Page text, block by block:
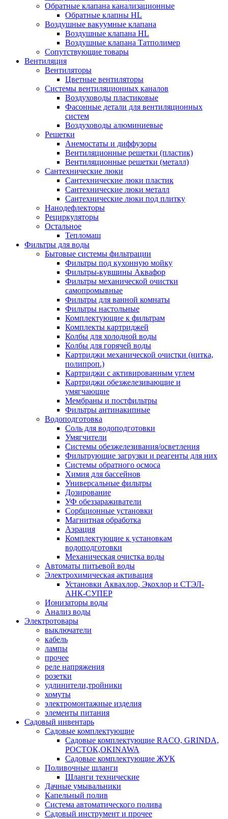
Обратные клапана канализационные
Обратные клапны HL
Воздушные вакуумные клапана
Воздушные клапана HL
Воздушные клапана Татполимер
Сопутствующие товары
Вентиляция
Вентиляторы
Цветные вентиляторы
Системы вентиляционных каналов
Воздуховоды пластиковые
Фасонные детали для вентиляционных
систем
Воздуховоды алюминиевые
Решетки
Анемостаты и диффузоры
Вентиляционные решетки (пластик)
Вентиляционные решетки (металл)
Сантехнические люки
Сантехнические люки пластик
Сантехнические люки металл
Сантехнические люки под плитку
Нанодефлекторы
Рециркуляторы
Остальное
Тепломаш
Фильтры для воды
Бытовые системы фильтрации
Фильтры под кухонную мойку
Фильтры-кувшины Аквафор
Фильтры механической очистки
самопромывные
Фильтры для ванной комнаты
Фильтры настольные
Комплектующие к фильтрам
Комплекты картриджей
Колбы для холодной воды
Колбы для горячей воды
Картриджи механической очистки (нитка,
полипроп.)
Картриджи с активированным углем
Картриджи обезжелезивающие и
умягчающие
Мембраны и постфильтры
Фильтры антинакипные
Водоподготовка
Соль для водоподготовки
Умягчители
Системы обезжелезивания/осветления
Фильтрующие загрузки и реагенты для них
Системы обратного осмоса
Химия для бассейнов
Универсальные фильтры
Дозирование
УФ обеззараживатели
Сорбционные установки
Магнитная обработка
Аэрация
Комплектующие к установкам
водоподготовки
Механическая очистка воды
Автоматы питьевой воды
Электрохимическая активация
Установки Аквахлор, Экохлор и СТЭЛ-
АНК-СУПЕР
Ионизаторы воды
Анализ воды
Электротовары
выключатели
кабель
лампы
прочее
реле напряжения
розетки
удлинители,тройники
хомуты
электромонтажные изделия
элементы питания
Садовый инвентарь
Садовые комплектующие
Садовые комплектующие RACO, GRINDA,
РОСТОК,OKINAWA
Садовые комплектующие ЖУК
Поливочные шланги
Шланги технические
Дачные умывальники
Капельный полив
Система автоматического полива
Садовый инструмент и прочее